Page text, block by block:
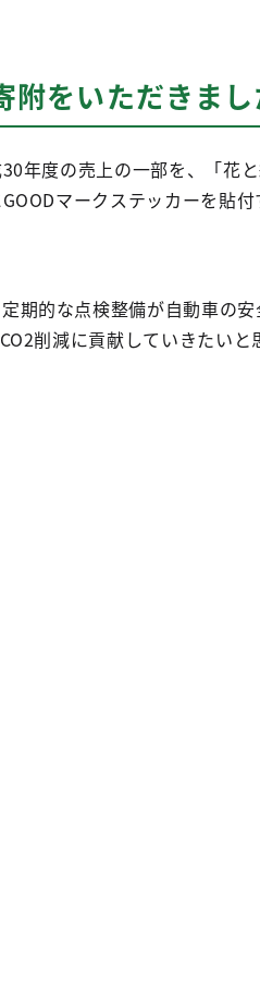
附をいただきまし
年度の売上の一部を、「花
マークステッカーを貼
期的な点検整備が自動車の
削減に貢献していきたいと